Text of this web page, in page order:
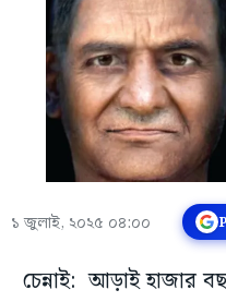
১ জুলাই, ২০২৫ ০৪:০০
চেন্নাই: আড়াই হাজার